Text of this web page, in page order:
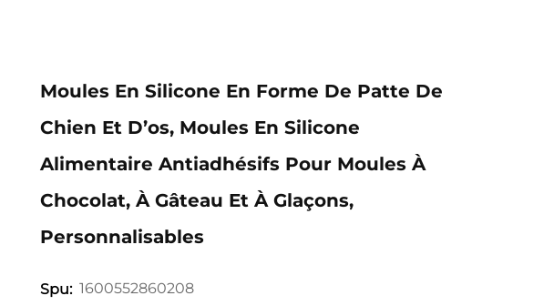
Moules En Silicone En Forme De Patte De
Chien Et D’os, Moules En Silicone
Alimentaire Antiadhésifs Pour Moules À
Chocolat, À Gâteau Et À Glaçons,
Personnalisables
Spu: 1600552860208